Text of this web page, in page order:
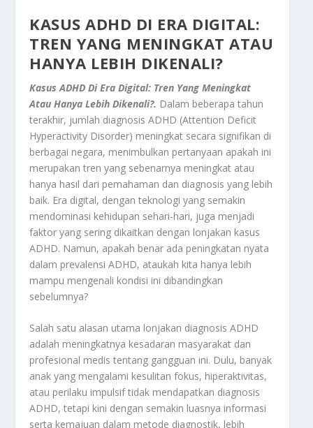
KASUS ADHD DI ERA DIGITAL:
TREN YANG MENINGKAT ATAU
HANYA LEBIH DIKENALI?
Kasus ADHD Di Era Digital: Tren Yang Meningkat
Atau Hanya Lebih Dikenali?. Dalam beberapa tahun
terakhir, jumlah diagnosis ADHD (Attention Deficit
Hyperactivity Disorder) meningkat secara signifikan di
berbagai negara, menimbulkan pertanyaan apakah ini
merupakan tren yang sebenarnya meningkat atau
hanya hasil dari pemahaman dan diagnosis yang lebih
baik. Era digital, dengan teknologi yang semakin
mendominasi kehidupan sehari-hari, juga menjadi
faktor yang sering dikaitkan dengan lonjakan kasus
ADHD. Namun, apakah benar ada peningkatan nyata
dalam prevalensi ADHD, ataukah kita hanya lebih
mampu mengenali kondisi ini dibandingkan
sebelumnya?
Salah satu alasan utama lonjakan diagnosis ADHD
adalah meningkatnya kesadaran masyarakat dan
profesional medis tentang gangguan ini. Dulu, banyak
anak yang mengalami kesulitan fokus, hiperaktivitas,
atau perilaku impulsif tidak mendapatkan diagnosis
ADHD, tetapi kini dengan semakin luasnya informasi
serta kemajuan dalam metode diagnostik, lebih